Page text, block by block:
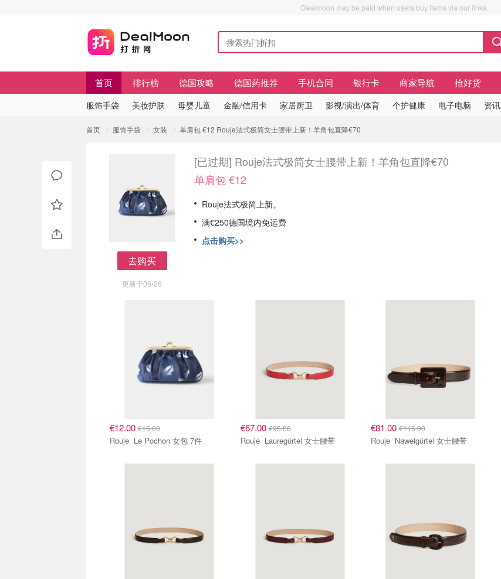
Dealmoon may be paid when users buy items via our links.
首页 排行榜 德国攻略 德国药推荐 手机合同 银行卡 商家导航 抢好货
服饰手袋 美妆护肤 母婴儿童 金融/信用卡 家居厨卫 影视/演出/体育 个护健康 电子电脑 资讯
首页 服饰手袋 女装 单肩包 €12 Rouje法式极简女士腰带上新！羊角包直降€70
去购买
更新于06-26
[已过期] Rouje法式极简女士腰带上新！羊角包直降€70
单肩包 €12
Rouje法式极简上新。
满€250德国境内免运费
点击购买>>
€12.00 €15.00
Rouje Le Pochon 女包 7件
€67.00€95.00
Rouje Lauregürtel 女士腰带
€81.00 €115.00
Rouje Nawelgürtel 女士腰带